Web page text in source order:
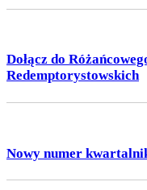
Dołącz do
Redemptorystowskich
Nowy numer